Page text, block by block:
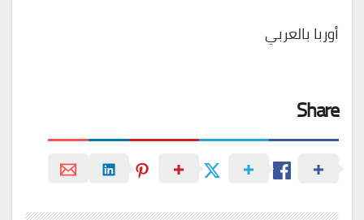
أوربا بالعربي
Share